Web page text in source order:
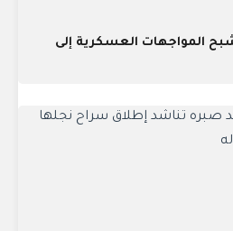
المواجهات العسكرية إلى